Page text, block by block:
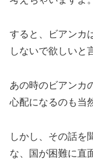
すると、ビアンカ
しないで欲しいと
あの時のビアンカ
心配になるのも当
しかし、その話を
な、国が困難に直